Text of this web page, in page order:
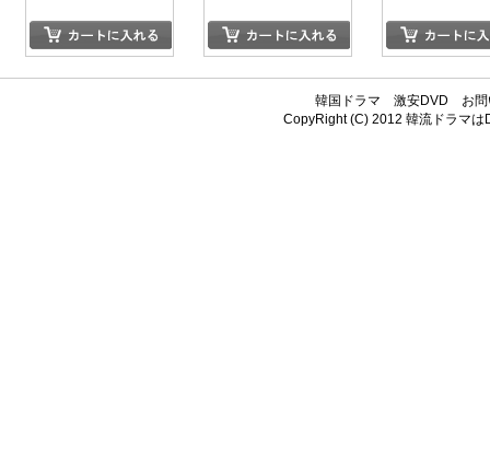
韓国ドラマ 激安DVD
お
CopyRight (C) 2012韓流ドラマは